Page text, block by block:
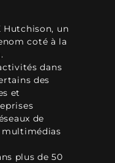
Hutchison, un
coté à la
dans
des
et
de
plus de 50